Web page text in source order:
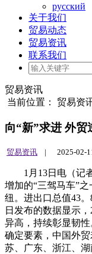
русский
关于我们
贸易动态
贸易资讯
联系我们
贸易资讯
当前位置： 贸易资
向“新”求进 外贸
贸易资讯 | 2025-02-
1月13日电（记者
增加的“三驾马车”
纽。进出口总值43
日发布的数据显示
异高，持续彰显韧
确定要素，中国外
苏、广东、浙江、